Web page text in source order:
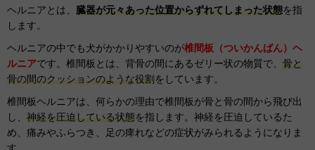
ヘルニアとは、 臓器が元々あった位置からずれてしまった状態を指
します。
ヘルニアの中でも犬がかかりやすいのが椎間板（ついかんばん）ヘ
ルニアです。 椎間板とは、背骨の間にあるゼリー状の物質で、 骨と
骨の間のクッションのような役割 をしています。
椎間板ヘルニアは、何らかの理由で椎間板が骨と骨の間から飛び出
し、 神経を圧迫している状態を指します。神経を圧迫しているた
め、痛みやふらつき、足の痺れなどの症状がみられるようになりま
す。